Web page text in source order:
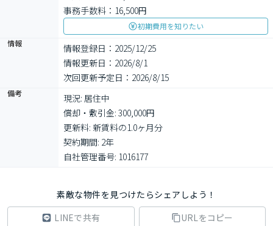
事務手数料：16,500円
初期費用を知りたい
情報
情報登録日：2025/12/25
情報更新日：2026/8/1
次回更新予定日：2026/8/15
備考
現況: 居住中
償却・敷引金: 300,000円
更新料: 新賃料の1.0ヶ月分
契約期間: 2年
自社管理番号: 1016177
素敵な物件を見つけたらシェアしよう！
LINEで共有
URLをコピー